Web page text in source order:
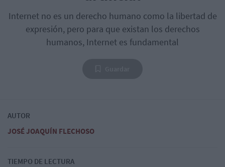
Internet no es un derecho humano como la libertad de
expresión, pero para que existan los derechos
humanos, Internet es fundamental
AUTOR
JOSÉ JOAQUÍN FLECHOSO
TIEMPO DE LECTURA